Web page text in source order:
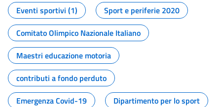
Eventi sportivi (1)
Sport e periferie 2020
Comitato Olimpico Nazionale Italiano
Maestri educazione motoria
contributi a fondo perduto
Emergenza Covid-19
Dipartimento per lo sport